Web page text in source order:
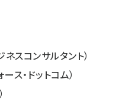
スコンサルタント）
ス・ドットコム）